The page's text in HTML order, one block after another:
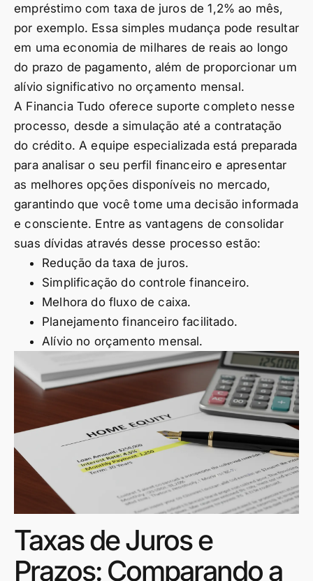
empréstimo com taxa de juros de 1,2% ao mês,
por exemplo. Essa simples mudança pode resultar
em uma economia de milhares de reais ao longo
do prazo de pagamento, além de proporcionar um
alívio significativo no orçamento mensal.
A Financia Tudo oferece suporte completo nesse
processo, desde a simulação até a contratação
do crédito. A equipe especializada está preparada
para analisar o seu perfil financeiro e apresentar
as melhores opções disponíveis no mercado,
garantindo que você tome uma decisão informada
e consciente. Entre as vantagens de consolidar
suas dívidas através desse processo estão:
Redução da taxa de juros.
Simplificação do controle financeiro.
Melhora do fluxo de caixa.
Planejamento financeiro facilitado.
Alívio no orçamento mensal.
Taxas de Juros e
Prazos: Comparando a